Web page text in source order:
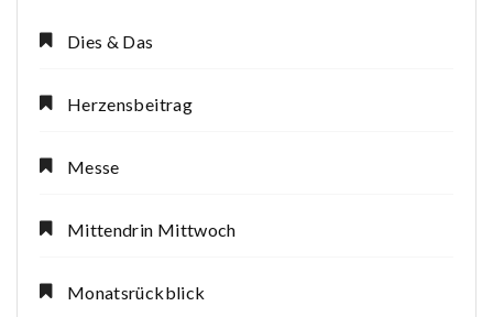
Dies & Das
Herzensbeitrag
Messe
Mittendrin Mittwoch
Monatsrückblick